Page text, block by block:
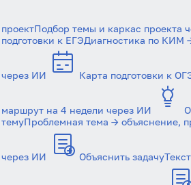
Войти через
проектПодбор темы и каркас проекта
подготовки к ЕГЭДиагностика по КИМ
через ИИ Карта подготовки к
маршрут на 4 недели через ИИ
темуПроблемная тема → объяснение,
через ИИ Объяснить задачу